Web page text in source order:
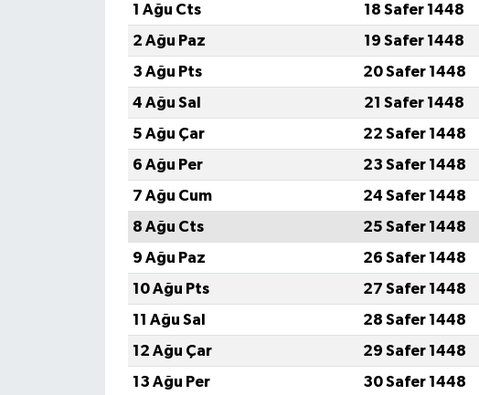
1 Ağu Cts
18 Safer 1448
2 Ağu Paz
19 Safer 1448
3 Ağu Pts
20 Safer 1448
4 Ağu Sal
21 Safer 1448
5 Ağu Çar
22 Safer 1448
6 Ağu Per
23 Safer 1448
7 Ağu Cum
24 Safer 1448
8 Ağu Cts
25 Safer 1448
9 Ağu Paz
26 Safer 1448
10 Ağu Pts
27 Safer 1448
11 Ağu Sal
28 Safer 1448
12 Ağu Çar
29 Safer 1448
13 Ağu Per
30 Safer 1448